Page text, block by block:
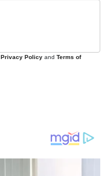
Privacy Policy and Terms of